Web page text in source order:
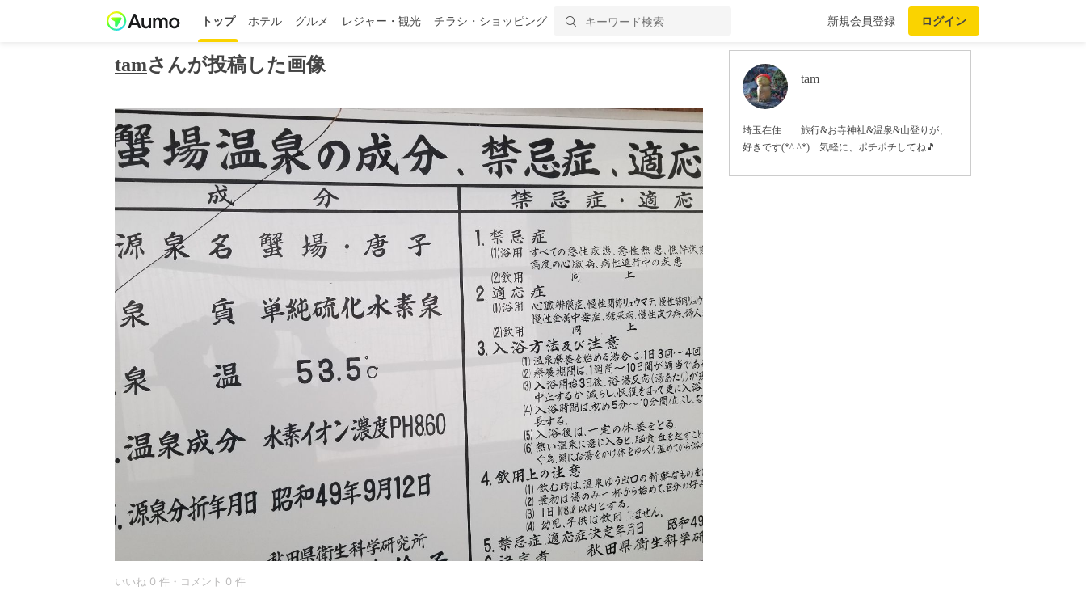
トップ ホテル グルメ レジャー・観光 チラシ・ショッピング 新規会員登録 ログイン
tamさんが投稿した画像
いいね 0 件・コメント 0 件
tam
埼玉在住 旅行&お寺神社&温泉&山登りが、
好きです(*^.^*) 気軽に、ポチポチしてね🎵